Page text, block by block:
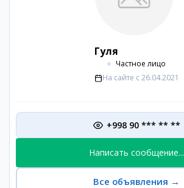
Гуля
Частное лицо
На сайте с 26.04.2021
+998 90 *** ** **
Написать сообщение...
Все объявления →